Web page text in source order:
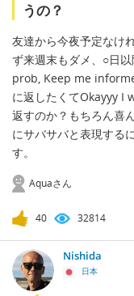
うの？
友達から今夜予定なけ
ず来週末もダメ、○日
prob, Keep me
に返したくてOkayyy I
返すのか？もちろん喜
にサバサバと表現する
す。
Aquaさん
40 32814
Nishida
日本